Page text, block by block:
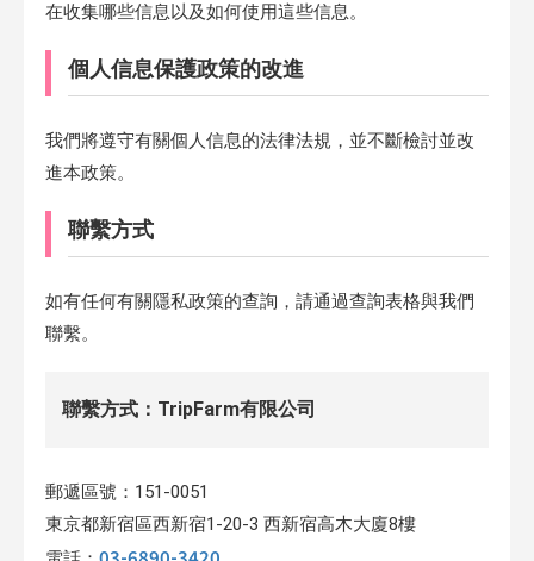
在收集哪些信息以及如何使用這些信息。
個人信息保護政策的改進
我們將遵守有關個人信息的法律法規，並不斷檢討並改
進本政策。
聯繫方式
如有任何有關隱私政策的查詢，請通過查詢表格與我們
聯繫。
聯繫方式：TripFarm有限公司
郵遞區號：151-0051
東京都新宿區西新宿1-20-3 西新宿高木大廈8樓